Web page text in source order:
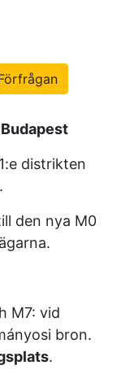
distrikten
den nya M0
M7: vid
bron.
.